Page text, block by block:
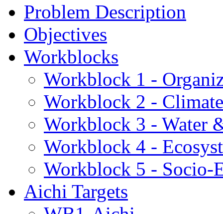
Problem Description
Objectives
Workblocks
Workblock 1 -
Workblock 2 - Climate
Workblock 3 - Water
Workblock 4 -
Workblock 5 - Socio-
Aichi Targets